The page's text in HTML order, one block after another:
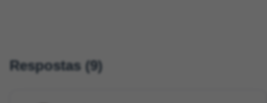
Respostas (9)